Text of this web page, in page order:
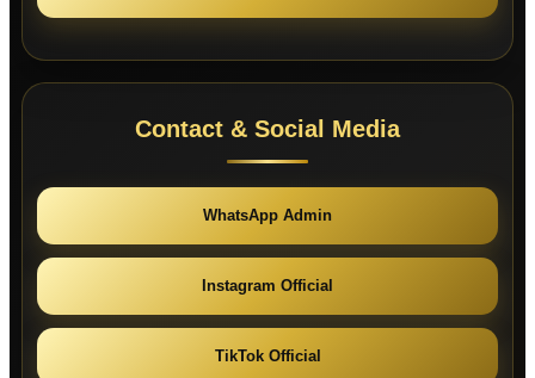
Contact & Social Media
WhatsApp Admin
Instagram Official
TikTok Official